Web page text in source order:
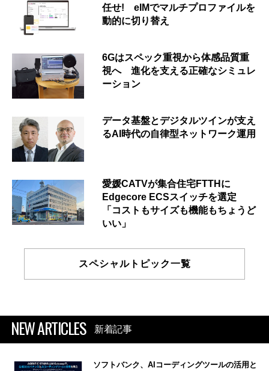
任せ! eIMでマルチプロファイルを
動的に切り替え
6Gはスペック重視から体感品質重
視へ 進化を支える正確なシミュレ
ーション
データ基盤とデジタルツインが支え
るAI時代の自律型ネットワーク運用
愛媛CATVが集合住宅FTTHに
Edgecore ECSスイッチを選定
「コストもサイズも機能もちょうど
いい」
スペシャルトピック一覧
NEW ARTICLES 新着記事
ソフトバンク、AIコーディングツールの活用と